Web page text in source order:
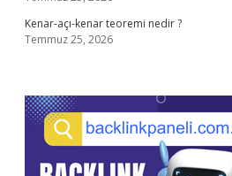
Kenar-açı-kenar teoremi nedir ?
Temmuz 25, 2026